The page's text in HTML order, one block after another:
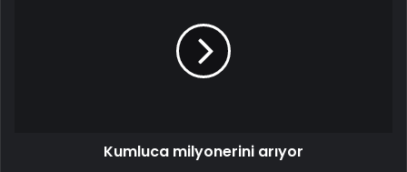
Kumluca milyonerini arıyor